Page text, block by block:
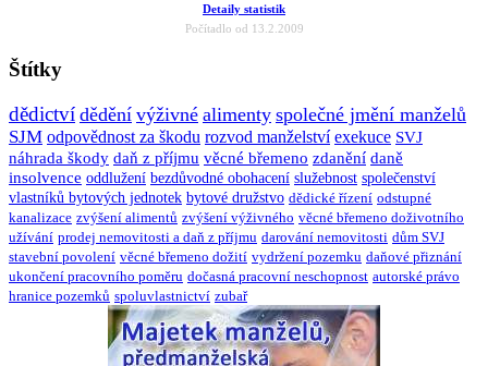
Detaily statistik
Počítadlo od 13.2.2009
Štítky
dědictví dědění výživné alimenty společné jmění manželů
SJM odpovědnost za škodu rozvod manželství exekuce SVJ
náhrada škody daň z příjmu věcné břemeno zdanění daně
insolvence oddlužení bezdůvodné obohacení služebnost společenství
vlastníků bytových jednotek bytové družstvo dědické řízení odstupné
kanalizace zvýšení alimentů zvýšení výživného věcné břemeno doživotního
užívání prodej nemovitosti a daň z příjmu darování nemovitosti dům SVJ
stavební povolení věcné břemeno dožití vydržení pozemku daňové přiznání
ukončení pracovního poměru dočasná pracovní neschopnost autorské právo
hranice pozemků spoluvlastnictví zubař